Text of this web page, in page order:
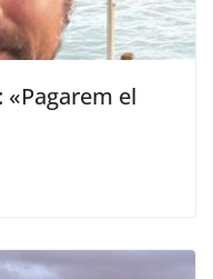
«Pagarem el